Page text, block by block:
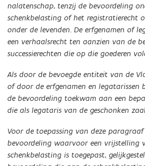
nalatenschap, tenzij de bevoordeling
schenkbelasting of het registratierecht
onder de levenden. De erfgenamen of
een verhaalsrecht ten aanzien van de
successierechten die op die goederen
Als door de bevoegde entiteit van de
of door de erfgenamen en legatarissen
de bevoordeling toekwam aan een
die als legataris van de geschonken
Voor de toepassing van deze
bevoordeling waarvoor een vrijstelling
schenkbelasting is toegepast,